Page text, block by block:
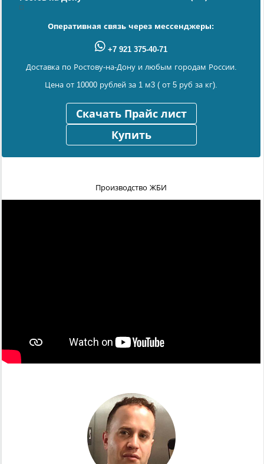
Оперативная связь через мессенджеры:
+7 921 375-40-71
Доставка по Ростову-на-Дону и любым городам России.
Цена от 10000 рублей за 1 м3 ( от 5 руб за кг).
Скачать Прайс лист
Купить
Производство ЖБИ